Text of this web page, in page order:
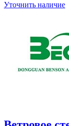
Уточнить наличие